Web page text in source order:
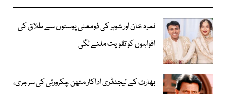
نمرہ خان اور شوہر کی ذومعنی پوسٹوں سے طلاق کی
افواہوں کو تقویت ملنے لگی
بھارت کے لیجنڈری اداکار متھن چکرورتی کی سرجری،